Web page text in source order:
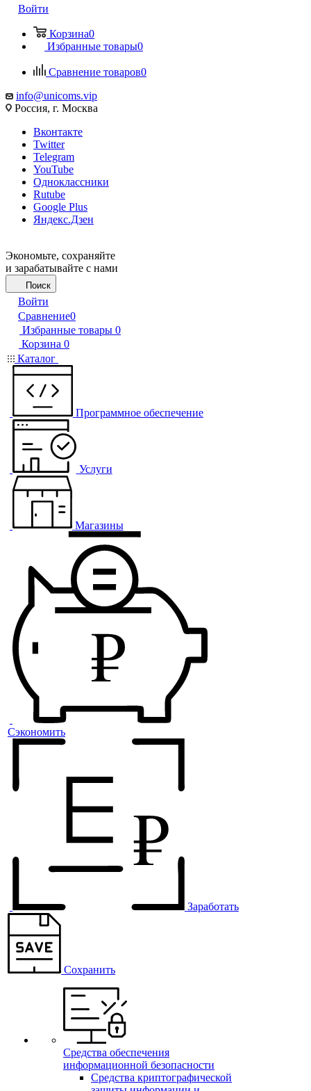
Войти
Корзина0
Избранные товары0
Сравнение товаров0
info@unicoms.vip
Россия, г. Москва
Вконтакте
Twitter
Telegram
YouTube
Одноклассники
Rutube
Google Plus
Яндекс.Дзен
Экономьте, сохраняйте
и зарабатывайте с нами
Поиск
Войти
Сравнение0
Избранные товары 0
Корзина 0
Каталог
Программное обеспечение
Услуги
Магазины
Сэкономить
Заработать
Сохранить
Средства обеспечения
информационной безопасности
Средства криптографической